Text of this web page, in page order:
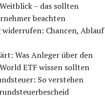
– das sollten
beachten
widerrufen: Chancen, Ablauf
Was Anleger über den
ETF wissen sollten
So verstehen